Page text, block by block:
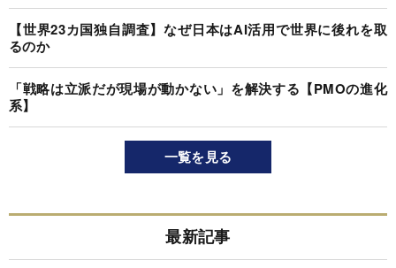
【世界23カ国独自調査】なぜ日本はAI活用で世界に後れを取
るのか
「戦略は立派だが現場が動かない」を解決する【PMOの進化
系】
一覧を見る
最新記事